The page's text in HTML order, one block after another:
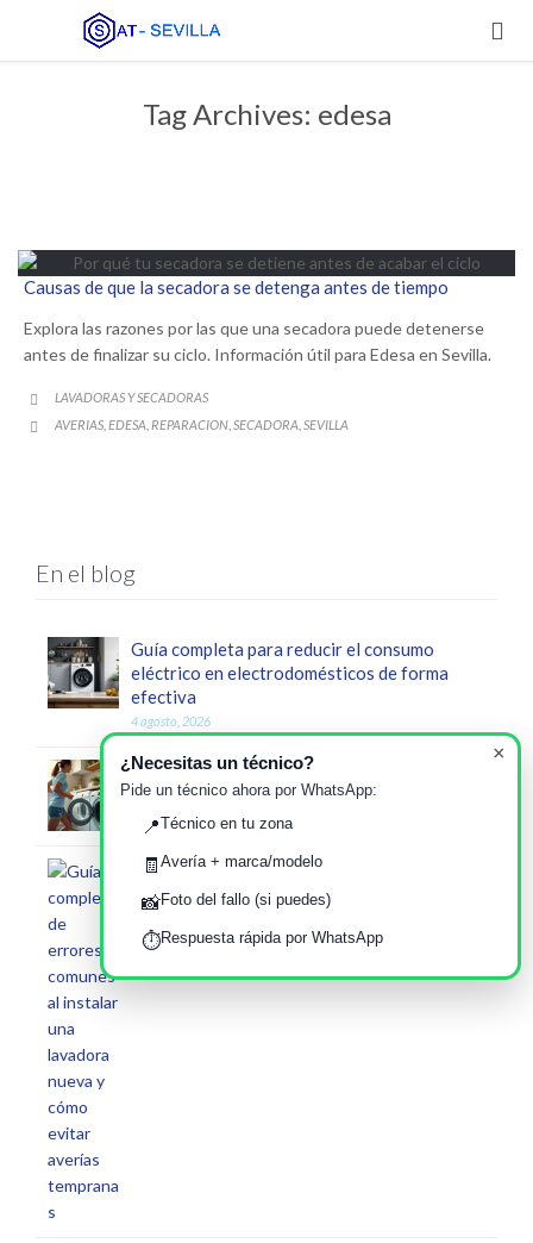

Tag Archives: edesa
Causas de que la secadora se detenga antes de tiempo
Explora las razones por las que una secadora puede detenerse
antes de finalizar su ciclo. Información útil para Edesa en Sevilla.
 CATEGORY
LAVADORAS Y SECADORAS
 CATEGORY
AVERIAS EDESA REPARACION SECADORA SEVILLA
En el blog
Guía completa para reducir el consumo
eléctrico en electrodomésticos de forma
efectiva
4 agosto, 2026
instalación correcta lavavajillas clave puntos
explicados
29 julio, 2026
Guía completa de errores comunes al instalar
una lavadora nueva y cómo evitar averías
23 julio, 2026
×
¿Necesitas un técnico?
Pide un técnico ahora por WhatsApp:
📍Técnico en tu zona
🧾 Avería + marca/modelo
📸Foto del fallo (si puedes)
⏱️Respuesta rápida por WhatsApp